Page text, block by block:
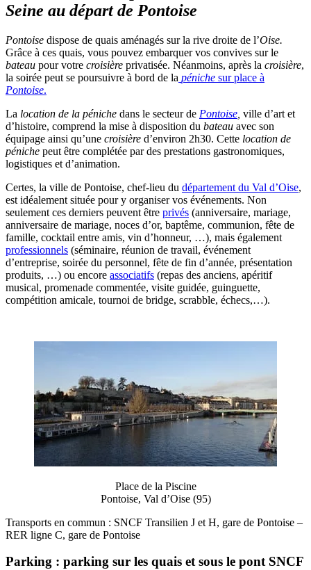
Seine au départ de Pontoise
Pontoise dispose de quais aménagés sur la rive droite de l’Oise.
Grâce à ces quais, vous pouvez embarquer vos convives sur le
bateau pour votre croisière privatisée. Néanmoins, après la croisière,
la soirée peut se poursuivre à bord de la péniche sur place à
Pontoise.
La location de la péniche dans le secteur de Pontoise ville d’art et
d’histoire, comprend la mise à disposition du bateau avec son
équipage ainsi qu’une croisière d’environ 2h30. Cette location de
péniche peut être complétée par des prestations gastronomiques,
logistiques et d’animation.
Certes, la ville de Pontoise, chef-lieu du département du Val d’Oise,
est idéalement située pour y organiser vos événements. Non
seulement ces derniers peuvent être privés (anniversaire, mariage,
anniversaire de mariage, noces d’or, baptême, communion, fête de
famille, cocktail entre amis, vin d’honneur, …), mais également
professionnels (séminaire, réunion de travail, événement
d’entreprise, soirée du personnel, fête de fin d’année, présentation
produits, …) ou encore associatifs (repas des anciens, apéritif
musical, promenade commentée, visite guidée, guinguette,
compétition amicale, tournoi de bridge, scrabble, échecs,…).
Place de la Piscine
Pontoise, Val d’Oise (95)
Transports en commun : SNCF Transilien J et H, gare de Pontoise –
RER ligne C, gare de Pontoise
Parking : parking sur les quais et sous le pont SNCF